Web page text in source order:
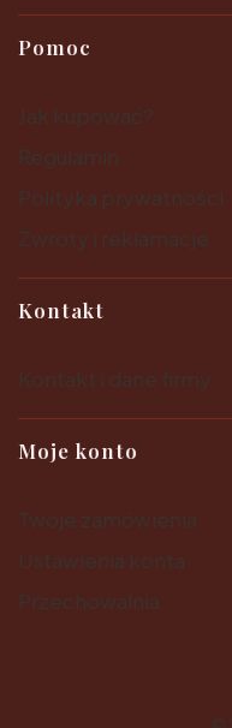
Pomoc
Kontakt
Moje konto